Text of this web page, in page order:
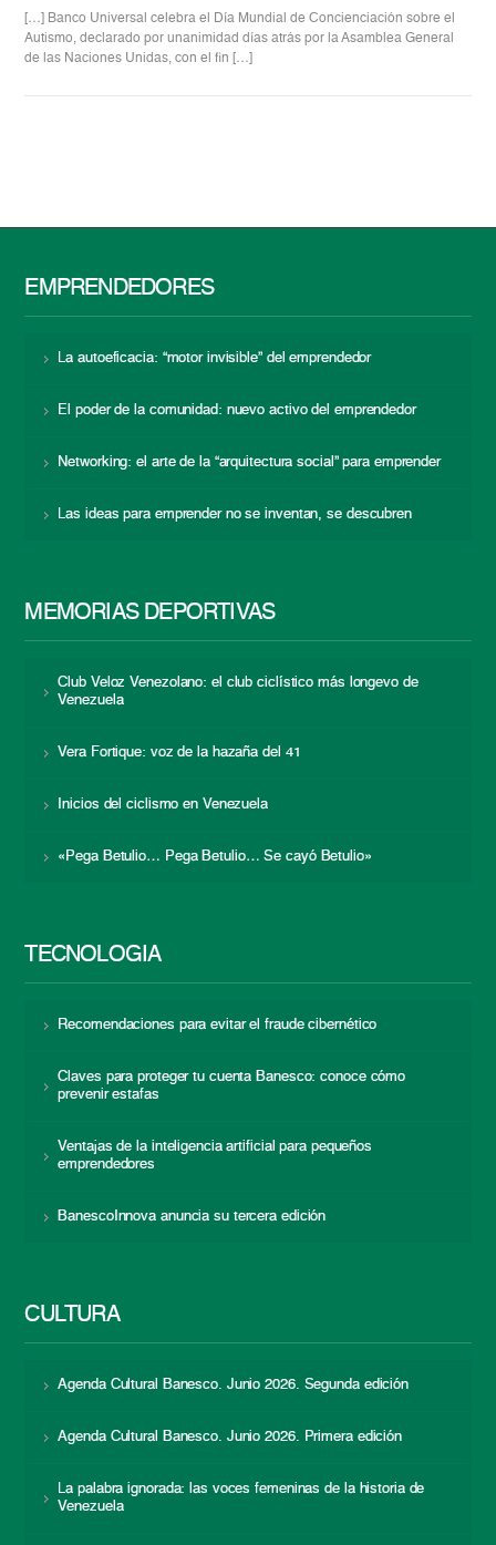
[…] Banco Universal celebra el Día Mundial de Concienciación sobre el
Autismo, declarado por unanimidad días atrás por la Asamblea General
de las Naciones Unidas, con el fin […]
EMPRENDEDORES
La autoeficacia: “motor invisible” del emprendedor
El poder de la comunidad: nuevo activo del emprendedor
Networking: el arte de la “arquitectura social” para emprender
Las ideas para emprender no se inventan, se descubren
MEMORIAS DEPORTIVAS
Club Veloz Venezolano: el club ciclístico más longevo de
Venezuela
Vera Fortique: voz de la hazaña del 41
Inicios del ciclismo en Venezuela
«Pega Betulio… Pega Betulio… Se cayó Betulio»
TECNOLOGÍA
Recomendaciones para evitar el fraude cibernético
Claves para proteger tu cuenta Banesco: conoce cómo
prevenir estafas
Ventajas de la inteligencia artificial para pequeños
emprendedores
BanescoInnova anuncia su tercera edición
CULTURA
Agenda Cultural Banesco. Junio 2026. Segunda edición
Agenda Cultural Banesco. Junio 2026. Primera edición
La palabra ignorada: las voces femeninas de la historia de
Venezuela